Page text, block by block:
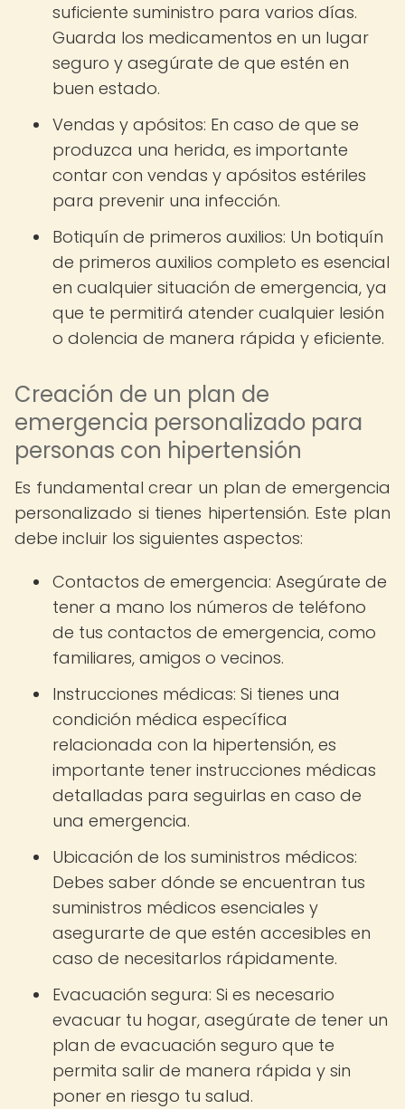
suficiente suministro para varios días.
Guarda los medicamentos en un lugar
seguro y asegúrate de que estén en
buen estado.
Vendas y apósitos: En caso de que se
produzca una herida, es importante
contar con vendas y apósitos estériles
para prevenir una infección.
Botiquín de primeros auxilios: Un botiquín
de primeros auxilios completo es esencial
en cualquier situación de emergencia, ya
que te permitirá atender cualquier lesión
o dolencia de manera rápida y eficiente.
Creación de un plan de
emergencia personalizado para
personas con hipertensión
Es fundamental crear un plan de emergencia
personalizado si tienes hipertensión. Este plan
debe incluir los siguientes aspectos:
Contactos de emergencia: Asegúrate de
tener a mano los números de teléfono
de tus contactos de emergencia, como
familiares, amigos o vecinos.
Instrucciones médicas: Si tienes una
condición médica específica
relacionada con la hipertensión, es
importante tener instrucciones médicas
detalladas para seguirlas en caso de
una emergencia.
Ubicación de los suministros médicos:
Debes saber dónde se encuentran tus
suministros médicos esenciales y
asegurarte de que estén accesibles en
caso de necesitarlos rápidamente.
Evacuación segura: Si es necesario
evacuar tu hogar, asegúrate de tener un
plan de evacuación seguro que te
permita salir de manera rápida y sin
poner en riesgo tu salud.